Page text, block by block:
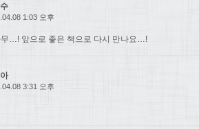
1:03 오후
무…! 앞으로 좋은 책으로 다시 만나요…!
3:31 오후